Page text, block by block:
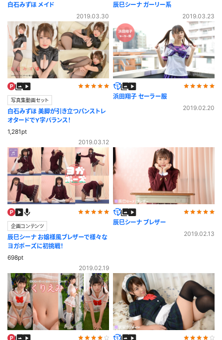
白石みずほ メイド
2019.03.30
辰巳シーナ ガーリー系
2019.03.23
写真集動画セット
白石みずほ 美脚が引き立つパンストレ
オタードでY字バランス！
1,281pt
2019.03.12
浜田翔子 セーラー服
2019.02.20
企画コンテンツ
辰巳シーナ お嬢様風ブレザーで様々な
ヨガポーズに初挑戦！
698pt
2019.02.19
辰巳シーナ ブレザー
2019.02.13